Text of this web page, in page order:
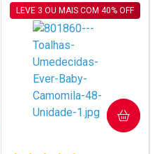
AOS FAVORITOS
LEVE 3 OU MAIS COM 40% OFF
COMPRAR